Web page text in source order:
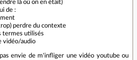
là où on en était)
de :
perdre du contexte
termes utilisés
vidéo/audio
envie de m'infliger une vidéo youtube ou